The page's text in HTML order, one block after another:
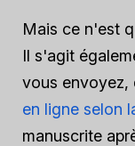
Mais ce n'est
Il s'agit
vous envoyez,
en ligne selon
manuscrite